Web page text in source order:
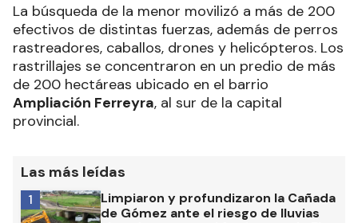
La búsqueda de la menor movilizó a más de 200
efectivos de distintas fuerzas, además de perros
rastreadores, caballos, drones y helicópteros. Los
rastrillajes se concentraron en un predio de más
de 200 hectáreas ubicado en el barrio
Ampliación Ferreyra, al sur de la capital
provincial.
Las más leídas
Limpiaron y profundizaron la Cañada
de Gómez ante el riesgo de lluvias
1